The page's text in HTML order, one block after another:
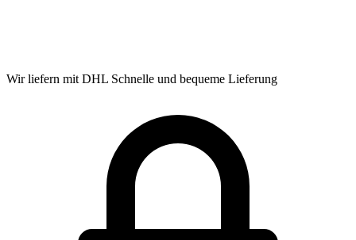
Wir liefern mit DHL Schnelle und bequeme Lieferung